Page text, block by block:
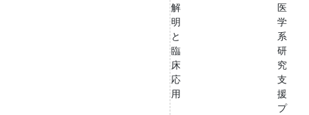
解
明
と
臨
床
応
用
医
学
系
研
究
支
援
プ